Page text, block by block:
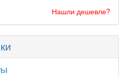
Нашли дешевле?